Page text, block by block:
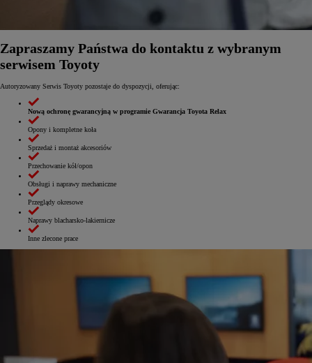
Zapraszamy Państwa do kontaktu z wybranym
serwisem Toyoty
Autoryzowany Serwis Toyoty pozostaje do dyspozycji, oferując:
Nową ochronę gwarancyjną w programie Gwarancja Toyota Relax
Opony i kompletne koła
Sprzedaż i montaż akcesoriów
Przechowanie kół/opon
Obsługi i naprawy mechaniczne
Przeglądy okresowe
Naprawy blacharsko-lakiernicze
Inne zlecone prace